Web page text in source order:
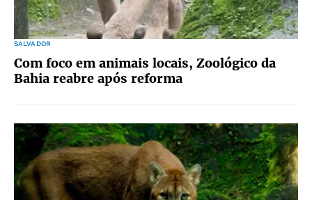
SALVADOR
Com foco em animais locais, Zoológico da
Bahia reabre após reforma